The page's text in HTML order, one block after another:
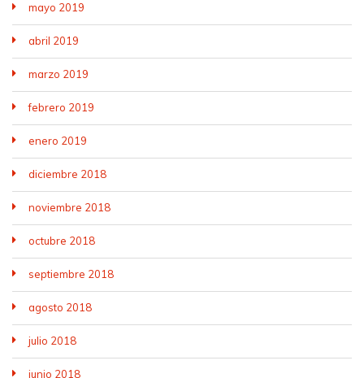
mayo 2019
abril 2019
marzo 2019
febrero 2019
enero 2019
diciembre 2018
noviembre 2018
octubre 2018
septiembre 2018
agosto 2018
julio 2018
junio 2018